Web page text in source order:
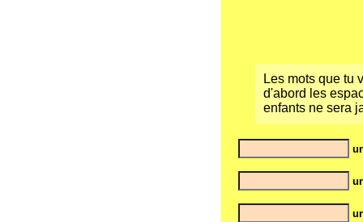
Les mots que tu
d'abord les
enfants ne sera